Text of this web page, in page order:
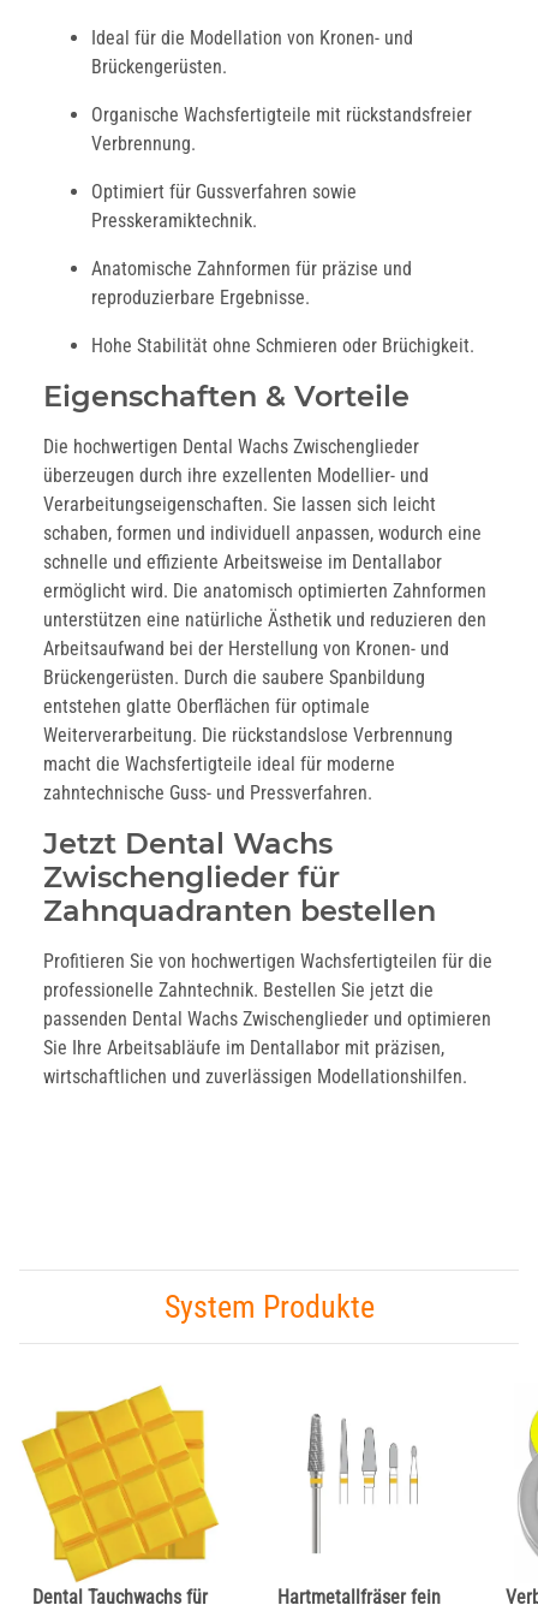
Ideal für die Modellation von Kronen- und
Brückengerüsten.
Organische Wachsfertigteile mit rückstandsfreier
Verbrennung.
Optimiert für Gussverfahren sowie
Presskeramiktechnik.
Anatomische Zahnformen für präzise und
reproduzierbare Ergebnisse.
Hohe Stabilität ohne Schmieren oder Brüchigkeit.
Eigenschaften & Vorteile
Die hochwertigen Dental Wachs Zwischenglieder
überzeugen durch ihre exzellenten Modellier- und
Verarbeitungseigenschaften. Sie lassen sich leicht
schaben, formen und individuell anpassen, wodurch eine
schnelle und effiziente Arbeitsweise im Dentallabor
ermöglicht wird. Die anatomisch optimierten Zahnformen
unterstützen eine natürliche Ästhetik und reduzieren den
Arbeitsaufwand bei der Herstellung von Kronen- und
Brückengerüsten. Durch die saubere Spanbildung
entstehen glatte Oberflächen für optimale
Weiterverarbeitung. Die rückstandslose Verbrennung
macht die Wachsfertigteile ideal für moderne
zahntechnische Guss- und Pressverfahren.
Jetzt Dental Wachs
Zwischenglieder für
Zahnquadranten bestellen
Profitieren Sie von hochwertigen Wachsfertigteilen für die
professionelle Zahntechnik. Bestellen Sie jetzt die
passenden Dental Wachs Zwischenglieder und optimieren
Sie Ihre Arbeitsabläufe im Dentallabor mit präzisen,
wirtschaftlichen und zuverlässigen Modellationshilfen.
System Produkte
Dental Tauchwachs für
Hartmetallfräser fein